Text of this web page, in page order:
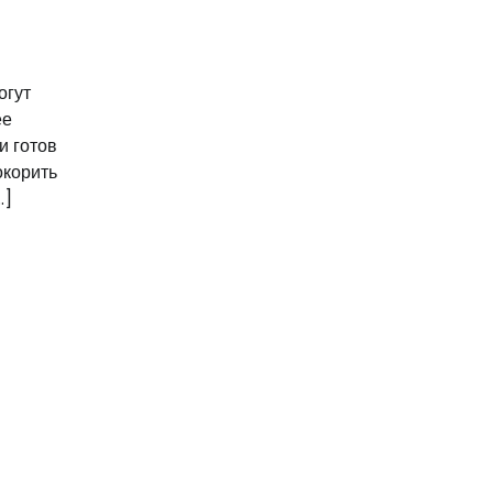
готов